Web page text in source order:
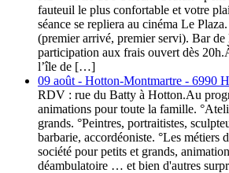
fauteuil le plus confortable et votre
séance se repliera au cinéma Le
(premier arrivé, premier servi). Bar de
participation aux frais ouvert dès
l’île de […]
09 août - Hotton-Montmartre - 6990
RDV : rue du Batty à Hotton.Au
animations pour toute la famille.
grands. °Peintres, portraitistes,
barbarie, accordéoniste. °Les métiers
société pour petits et grands,
déambulatoire … et bien d'autres